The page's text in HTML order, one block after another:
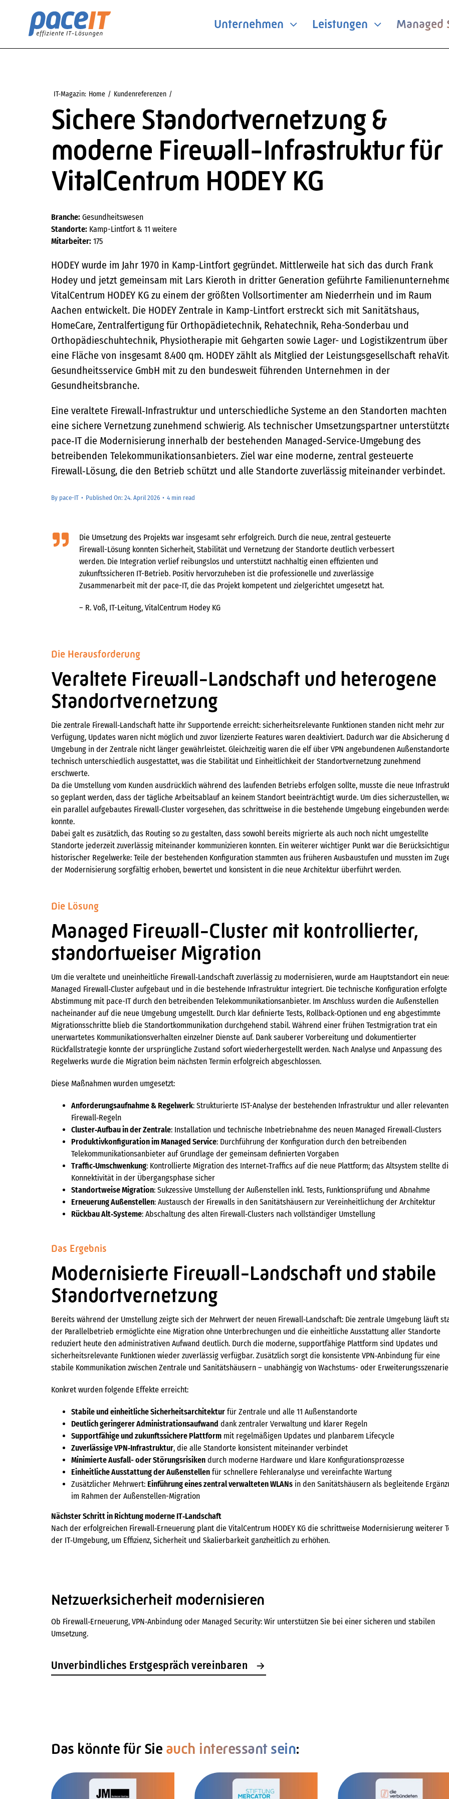
springen
Unternehmen Leistungen Managed
IT-Magazin: Home Kundenreferenzen
Sichere Standortvernetzung &
moderne Firewall-Infrastruktur für
VitalCentrum HODEY KG
Branche: Gesundheitswesen
Standorte: Kamp-Lintfort & 11 weitere
Mitarbeiter: 175
HODEY wurde im Jahr 1970 in Kamp-Lintfort gegründet. Mittlerweile hat sich das durch Frank
Hodey und jetzt gemeinsam mit Lars Kieroth in dritter Generation geführte
VitalCentrum HODEY KG zu einem der größten Vollsortimenter am Niederrhein und im Raum
Aachen entwickelt. Die HODEY Zentrale in Kamp-Lintfort erstreckt sich mit Sanitätshaus,
HomeCare, Zentralfertigung für Orthopädietechnik, Rehatechnik, Reha-Sonderbau und
Orthopädieschuhtechnik, Physiotherapie mit Gehgarten sowie Lager- und Logistikzentrum über
eine Fläche von insgesamt 8.400 qm. HODEY zählt als Mitglied der Leistungsgesellschaft
Gesundheitsservice GmbH mit zu den bundesweit führenden Unternehmen in der
Gesundheitsbranche.
Eine veraltete Firewall‑Infrastruktur und unterschiedliche Systeme an den Standorten machten
eine sichere Vernetzung zunehmend schwierig. Als technischer Umsetzungspartner
pace‑IT die Modernisierung innerhalb der bestehenden Managed‑Service‑Umgebung des
betreibenden Telekommunikationsanbieters. Ziel war eine moderne, zentral gesteuerte
Firewall‑Lösung, die den Betrieb schützt und alle Standorte zuverlässig miteinander verbindet.
By pace-IT • Published On: 24. April 2026 • 4 min read
Die Umsetzung des Projekts war insgesamt sehr erfolgreich. Durch die neue, zentral gesteuerte
Firewall-Lösung konnten Sicherheit, Stabilität und Vernetzung der Standorte deutlich verbessert
werden. Die Integration verlief reibungslos und unterstützt nachhaltig einen effizienten und
zukunftssicheren IT-Betrieb. Positiv hervorzuheben ist die professionelle und zuverlässige
Zusammenarbeit mit der pace-IT, die das Projekt kompetent und zielgerichtet umgesetzt hat.
– R. Voß, IT-Leitung, VitalCentrum Hodey KG
Die Herausforderung
Veraltete Firewall-Landschaft und heterogene
Standortvernetzung
Die zentrale Firewall‑Landschaft hatte ihr Supportende erreicht: sicherheitsrelevante Funktionen standen nicht mehr zur
Verfügung, Updates waren nicht möglich und zuvor lizenzierte Features waren deaktiviert. Dadurch war die Absicherung
Umgebung in der Zentrale nicht länger gewährleistet. Gleichzeitig waren die elf über VPN angebundenen Außenstandorte
technisch unterschiedlich ausgestattet, was die Stabilität und Einheitlichkeit der Standortvernetzung zunehmend
erschwerte.
Da die Umstellung vom Kunden ausdrücklich während des laufenden Betriebs erfolgen sollte, musste die neue
so geplant werden, dass der tägliche Arbeitsablauf an keinem Standort beeinträchtigt wurde. Um dies sicherzustellen,
ein parallel aufgebautes Firewall‑Cluster vorgesehen, das schrittweise in die bestehende Umgebung eingebunden
konnte.
Dabei galt es zusätzlich, das Routing so zu gestalten, dass sowohl bereits migrierte als auch noch nicht umgestellte
Standorte jederzeit zuverlässig miteinander kommunizieren konnten. Ein weiterer wichtiger Punkt war die
historischer Regelwerke: Teile der bestehenden Konfiguration stammten aus früheren Ausbaustufen und mussten im
der Modernisierung sorgfältig erhoben, bewertet und konsistent in die neue Architektur überführt werden.
Die Lösung
Managed Firewall-Cluster mit kontrollierter,
standortweiser Migration
Um die veraltete und uneinheitliche Firewall‑Landschaft zuverlässig zu modernisieren, wurde am Hauptstandort ein
Managed Firewall‑Cluster aufgebaut und in die bestehende Infrastruktur integriert. Die technische Konfiguration erfolgte
Abstimmung mit pace-IT durch den betreibenden Telekommunikationsanbieter. Im Anschluss wurden die Außenstellen
nacheinander auf die neue Umgebung umgestellt. Durch klar definierte Tests, Rollback‑Optionen und eng abgestimmte
Migrationsschritte blieb die Standortkommunikation durchgehend stabil. Während einer frühen Testmigration trat ein
unerwartetes Kommunikationsverhalten einzelner Dienste auf. Dank sauberer Vorbereitung und dokumentierter
Rückfallstrategie konnte der ursprüngliche Zustand sofort wiederhergestellt werden. Nach Analyse und Anpassung des
Regelwerks wurde die Migration beim nächsten Termin erfolgreich abgeschlossen.
Diese Maßnahmen wurden umgesetzt:
Anforderungsaufnahme & Regelwerk: Strukturierte IST-Analyse der bestehenden Infrastruktur und aller relevanten
Firewall‑Regeln
Cluster‑Aufbau in der Zentrale: Installation und technische Inbetriebnahme des neuen Managed Firewall‑Clusters
Produktivkonfiguration im Managed Service: Durchführung der Konfiguration durch den betreibenden
Telekommunikationsanbieter auf Grundlage der gemeinsam definierten Vorgaben
Traffic‑Umschwenkung: Kontrollierte Migration des Internet‑Traffics auf die neue Plattform; das Altsystem stellte
Konnektivität in der Übergangsphase sicher
Standortweise Migration: Sukzessive Umstellung der Außenstellen inkl. Tests, Funktionsprüfung und Abnahme
Erneuerung Außenstellen: Austausch der Firewalls in den Sanitätshäusern zur Vereinheitlichung der Architektur
Rückbau Alt‑Systeme: Abschaltung des alten Firewall‑Clusters nach vollständiger Umstellung
Das Ergebnis
Modernisierte Firewall-Landschaft und stabile
Standortvernetzung
Bereits während der Umstellung zeigte sich der Mehrwert der neuen Firewall‑Landschaft: Die zentrale Umgebung läuft
der Parallelbetrieb ermöglichte eine Migration ohne Unterbrechungen und die einheitliche Ausstattung aller Standorte
reduziert heute den administrativen Aufwand deutlich. Durch die moderne, supportfähige Plattform sind Updates und
sicherheitsrelevante Funktionen wieder zuverlässig verfügbar. Zusätzlich sorgt die konsistente VPN‑Anbindung für eine
stabile Kommunikation zwischen Zentrale und Sanitätshäusern – unabhängig von Wachstums- oder
Konkret wurden folgende Effekte erreicht:
Stabile und einheitliche Sicherheitsarchitekturfür Zentrale und alle 11 Außenstandorte
Deutlich geringerer Administrationsaufwand dank zentraler Verwaltung und klarer Regeln
Supportfähige und zukunftssichere Plattformmit regelmäßigen Updates und planbarem Lifecycle
Zuverlässige VPN‑Infrastruktur, die alle Standorte konsistent miteinander verbindet
Minimierte Ausfall- oder Störungsrisikendurch moderne Hardware und klare Konfigurationsprozesse
Einheitliche Ausstattung der Außenstellenfür schnellere Fehleranalyse und vereinfachte Wartung
Zusätzlicher Mehrwert: Einführung eines zentral verwalteten WLANsin den Sanitätshäusern als begleitende
im Rahmen der Außenstellen-Migration
Nächster Schritt in Richtung moderne IT‑Landschaft
Nach der erfolgreichen Firewall‑Erneuerung plant die VitalCentrum HODEY KG die schrittweise Modernisierung weiterer
der IT‑Umgebung, um Effizienz, Sicherheit und Skalierbarkeit ganzheitlich zu erhöhen.
Netzwerksicherheit modernisieren
Ob Firewall‑Erneuerung, VPN‑Anbindung oder Managed Security: Wir unterstützen Sie bei einer sicheren und stabilen
Umsetzung.
Unverbindliches Erstgespräch vereinbaren
Das könnte für Sie auch interessant sein: